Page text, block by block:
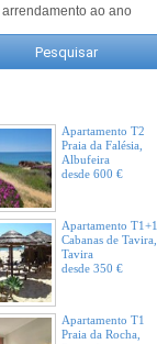
arrendamento ao ano
Apartamento T2
Salgados, Albufeira
desde 840 €
Apartamento T2
Praia da Falésia,
Albufeira
desde 600 €
Apartamento T1+1
Cabanas de Tavira,
Tavira
desde 350 €
Apartamento T1
Praia da Rocha,